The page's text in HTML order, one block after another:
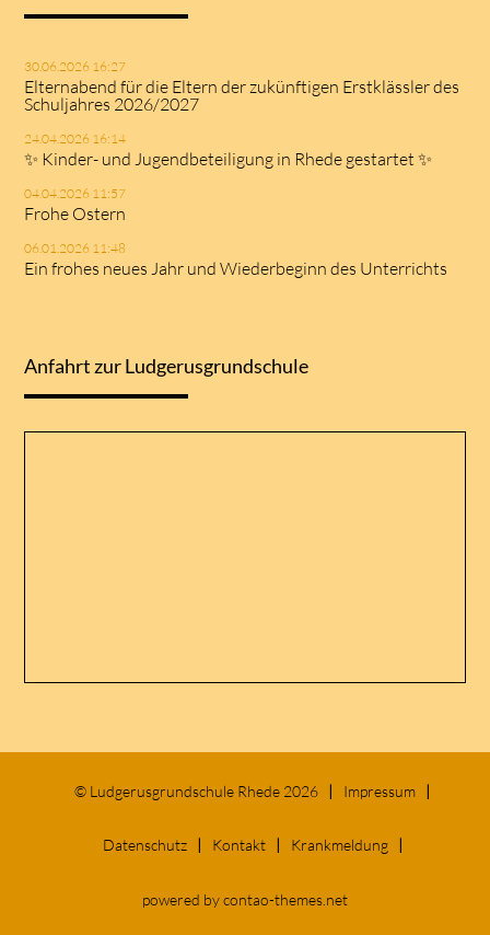
30.06.2026 16:27
Elternabend für die Eltern der zukünftigen Erstklässler des
Schuljahres 2026/2027
24.04.2026 16:14
✨ Kinder- und Jugendbeteiligung in Rhede gestartet ✨
04.04.2026 11:57
Frohe Ostern
06.01.2026 11:48
Ein frohes neues Jahr und Wiederbeginn des Unterrichts
Anfahrt zur Ludgerusgrundschule
© Ludgerusgrundschule Rhede 2026 Impressum
Datenschutz Kontakt Krankmeldung
powered bycontao-themes.net